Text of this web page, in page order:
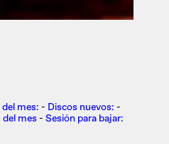
mes: - Discos nuevos: -
del mes - Sesión para bajar: